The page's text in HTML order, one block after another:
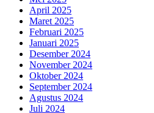
April 2025
Maret 2025
Februari 2025
Januari 2025
Desember 2024
November 2024
Oktober 2024
September 2024
Agustus 2024
Juli 2024